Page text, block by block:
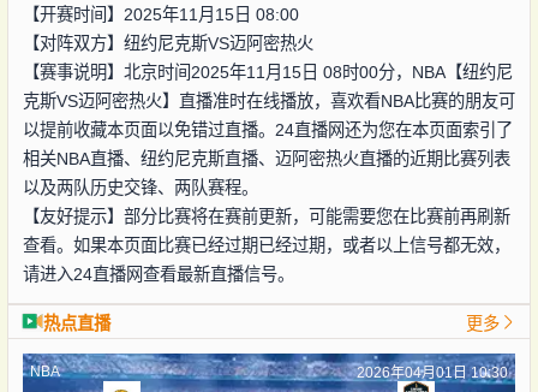
【开赛时间】2025年11月15日 08:00
【对阵双方】 纽约尼克斯VS迈阿密热火
【赛事说明】北京时间2025年11月15日 08时00分，NBA【纽约尼
克斯VS迈阿密热火】直播准时在线播放，喜欢看NBA比赛的朋友可
以提前收藏本页面以免错过直播。24直播网还为您在本页面索引了
相关NBA直播、纽约尼克斯直播、迈阿密热火直播的近期比赛列表
以及两队历史交锋、两队赛程。
【友好提示】部分比赛将在赛前更新，可能需要您在比赛前再刷新
查看。如果本页面比赛已经过期已经过期，或者以上信号都无效，
请进入24直播网查看最新直播信号。
热点直播 更多
NBA 2026年04月01日 10:30